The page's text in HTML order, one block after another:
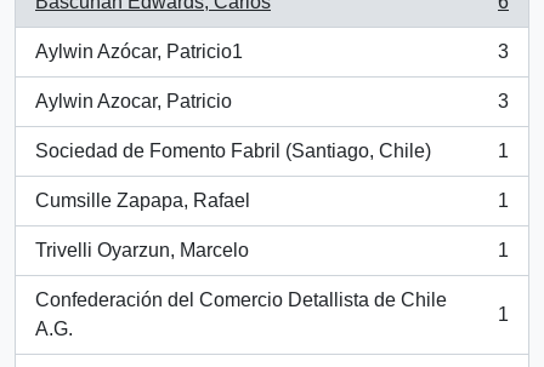
, 6 resultados
Aylwin Azócar, Patricio1
, 3 resultados
3
Aylwin Azocar, Patricio
, 3 resultados
3
Sociedad de Fomento Fabril (Santiago, Chile)
, 1 resultados
1
Cumsille Zapapa, Rafael
, 1 resultados
1
Trivelli Oyarzun, Marcelo
, 1 resultados
1
Confederación del Comercio Detallista de Chile
A.G.
, 1 resultados
1